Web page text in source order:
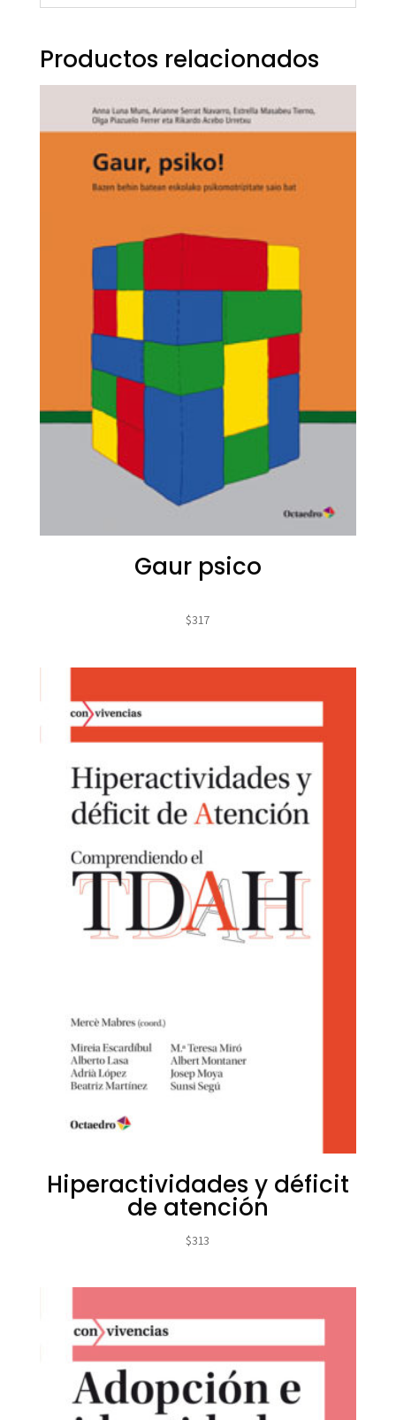
Productos relacionados
Gaur psico
$317
Hiperactividades y déficit
de atención
$313